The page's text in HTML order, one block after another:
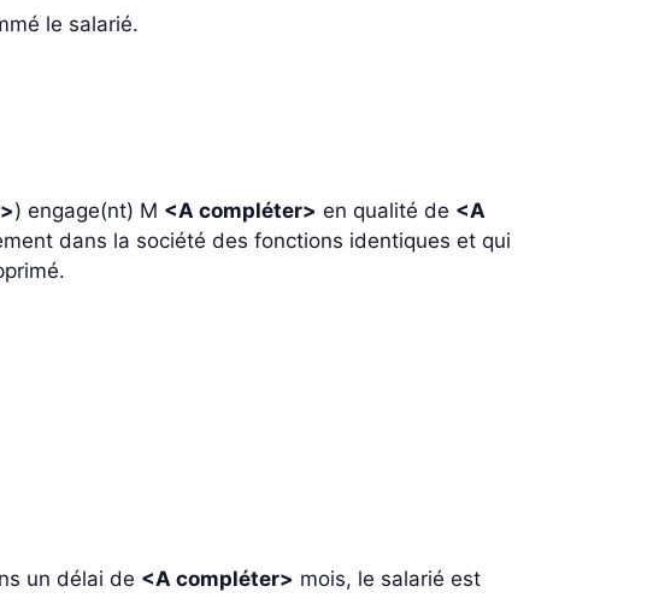
le salarié.
) engage(nt) M <A compléter> en qualité de <A
dans la société des fonctions identiques et qui
un délai de <A compléter> mois, le salarié est